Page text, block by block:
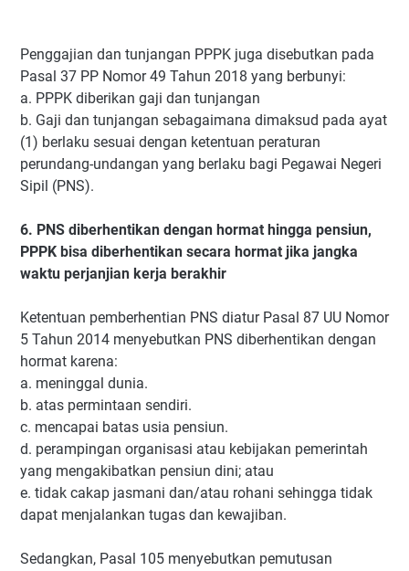
Penggajian dan tunjangan PPPK juga disebutkan pada
Pasal 37 PP Nomor 49 Tahun 2018 yang berbunyi:
a. PPPK diberikan gaji dan tunjangan
b. Gaji dan tunjangan sebagaimana dimaksud pada ayat
(1) berlaku sesuai dengan ketentuan peraturan
perundang-undangan yang berlaku bagi Pegawai Negeri
Sipil (PNS).
6. PNS diberhentikan dengan hormat hingga pensiun,
PPPK bisa diberhentikan secara hormat jika jangka
waktu perjanjian kerja berakhir
Ketentuan pemberhentian PNS diatur Pasal 87 UU Nomor
5 Tahun 2014 menyebutkan PNS diberhentikan dengan
hormat karena:
a. meninggal dunia.
b. atas permintaan sendiri.
c. mencapai batas usia pensiun.
d. perampingan organisasi atau kebijakan pemerintah
yang mengakibatkan pensiun dini; atau
e. tidak cakap jasmani dan/atau rohani sehingga tidak
dapat menjalankan tugas dan kewajiban.
Sedangkan, Pasal 105 menyebutkan pemutusan